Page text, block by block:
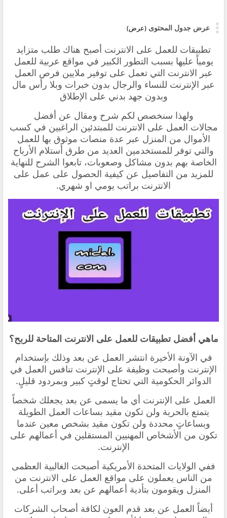
عرض جدول المحتوى (عرض)
تطبيقات للعمل على الانترنت أصبح هناك طلب متزايد
يومياً عليها بسبب التطور الكبير في مواقع عربية للعمل
عبر الانترنت التي تعمل على توفير ملايين فرص العمل
عبر الإنترنت للنساء والرجال بدون خبرات وبلا رأس مال
وبدون جهد بدني على الإطلاق
ولهذا سنخصص لكم شرح ومقال عن أفضل
مجالات العمل على الانترنت للمبتدئين الراغبين في كسب
الأموال من المنزل عبر عدة منصات موثوق بها للعمل
والتي توفر للمستخدمين العديد من طرق أستلام الأرباح
الخاصة بهم بدون مشاكل وصعوبات، تابعوا الشرح للنهاية
للمزيد من التفاصيل عن كيفية الحصول على عمل على
الانترنت براتب يومي او شهري.
ماهي أفضل تطبيقات للعمل على الانترنت المتاحة للربح؟
في الآونة الأخيرة انتشر العمل عن بعد وذلك بإستخدام
الإنترنت وأصبحت وظيفة على الإنترنت تنافس العمل في
الدوائر الحكومية التي تحتاج لوقتٍ كبير وبمردود قليلٍ.
العمل على الإنترنت أي ما يسمى عن بعد يجعلك شخصاً
يتمتع بالحرية ولن تكون مقيد بساعات العمل الطويلة
وبساعاتٍ محددة ولن تكون مقيد بشخص معين عندما
تكون من الأشخاص المهنيين المستقلين في أعمالهم على
الإنترنت.
ففي الولايات المتحدة الأمريكية أصبحت الغالبية العظمى
من الناس يعملون على مواقع العمل على الانترنت من
المنزل ويقومون بتأدية أعمالهم عن بعد وبراتب أعلى.
أيضاً العمل عن بعد قدم العون لكافة أصحاب الشركات